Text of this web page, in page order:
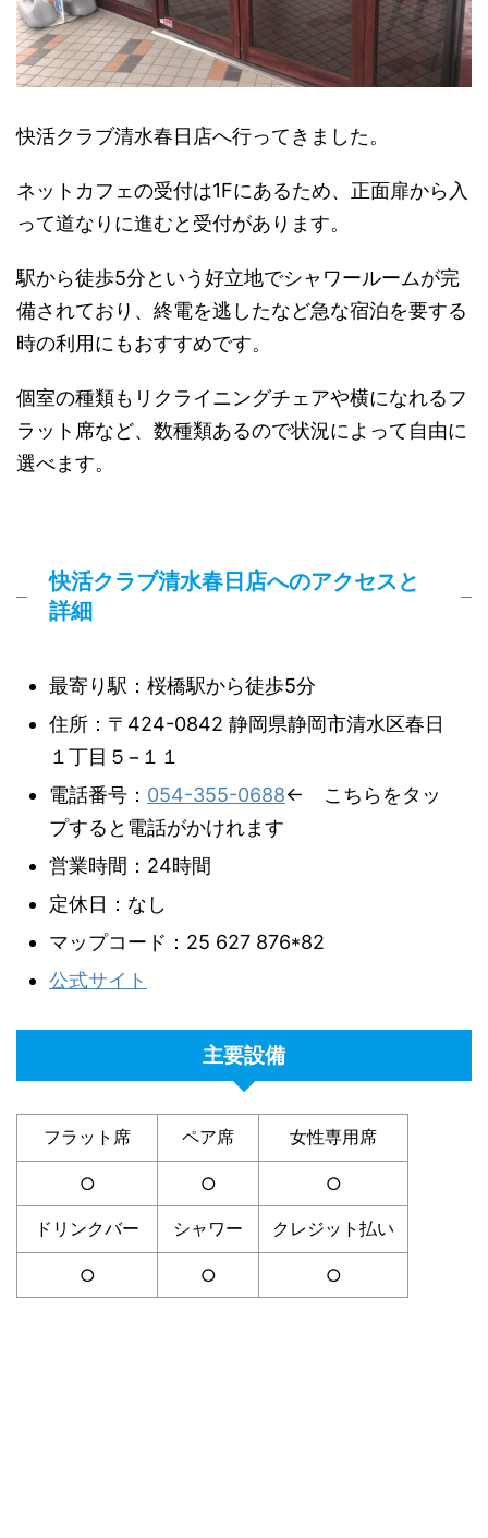
快活クラブ清水春日店へ行ってきました。
ネットカフェの受付は1Fにあるため、正面扉から入
って道なりに進むと受付があります。
駅から徒歩5分という好立地でシャワールームが完
備されており、終電を逃したなど急な宿泊を要する
時の利用にもおすすめです。
個室の種類もリクライニングチェアや横になれるフ
ラット席など、数種類あるので状況によって自由に
選べます。
快活クラブ清水春日店へのアクセスと
詳細
最寄り駅：桜橋駅から徒歩5分
住所：〒424-0842 静岡県静岡市清水区春日
１丁目５−１１
電話番号： 054-355-0688← こちらをタッ
プすると電話がかけれます
営業時間：24時間
定休日：なし
マップコード：25 627 876*82
公式サイト
主要設備
フラット席 ペア席 女性専用席
○ ○ ○
ドリンクバー シャワー クレジット払い
○ ○ ○